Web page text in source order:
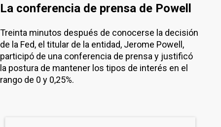
La conferencia de prensa de Powell
Treinta minutos después de conocerse la decisión
de la Fed, el titular de la entidad, Jerome Powell,
participó de una conferencia de prensa y justificó
la postura de mantener los tipos de interés en el
rango de 0 y 0,25%.